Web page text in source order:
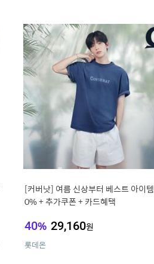
15
[커버낫] 여름 신상부터 베스트 아이템 ~ 5
0% + 추가쿠폰 + 카드혜택
40% 29,160원
롯데온